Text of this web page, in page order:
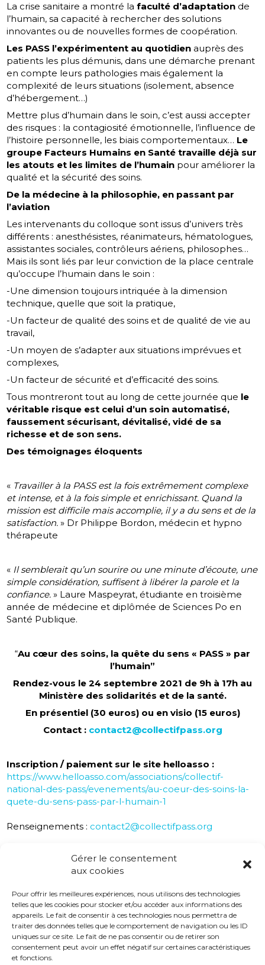
Gérer le consentement
aux cookies
Pour offrir les meilleures expériences, nous utilisons des technologies
telles que les cookies pour stocker et/ou accéder aux informations des
appareils. Le fait de consentir à ces technologies nous permettra de
traiter des données telles que le comportement de navigation ou les ID
uniques sur ce site. Le fait de ne pas consentir ou de retirer son
consentement peut avoir un effet négatif sur certaines caractéristiques
et fonctions.
La crise sanitaire a montré lafaculté d’adaptation de
l’humain, sa capacité à rechercher des solutions
innovantes ou de nouvelles formes de coopération.
Les PASS l’expérimentent au quotidien auprès des
patients les plus démunis, dans une démarche prenant
en compte leurs pathologies mais également la
complexité de leurs situations (isolement, absence
d’hébergement…)
Mettre plus d’humain dans le soin, c’est aussi accepter
des risques : la contagiosité émotionnelle, l’influence de
l’histoire personnelle, les biais comportementaux… Le
groupe Facteurs Humains en Santé travaille déjà sur
les atouts et les limites de l’humain pour améliorer la
qualité et la sécurité des soins.
De la médecine à la philosophie, en passant par
l’aviation
Les intervenants du colloque sont issus d’univers très
différents : anesthésistes, réanimateurs, hématologues,
assistantes sociales, contrôleurs aériens, philosophes…
Mais ils sont liés par leur conviction de la place centrale
qu’occupe l’humain dans le soin :
-Une dimension toujours intriquée à la dimension
technique, quelle que soit la pratique,
-Un facteur de qualité des soins et de qualité de vie au
travail,
-Un moyen de s’adapter aux situations imprévues et
complexes,
-Un facteur de sécurité et d’efficacité des soins.
Tous montreront tout au long de cette journée que le
véritable risque est celui d’un soin automatisé,
faussement sécurisant, dévitalisé, vidé de sa
richesse et de son sens.
Des témoignages éloquents
« Travailler à la PASS est la fois extrêmement complexe
et intense, et à la fois simple et enrichissant. Quand la
mission est difficile mais accomplie, il y a du sens et de la
satisfaction.» Dr Philippe Bordon, médecin et hypno
thérapeute
« Il semblerait qu’un sourire ou une minute d’écoute, une
simple considération, suffisent à libérer la parole et la
confiance. » Laure Maspeyrat, étudiante en troisième
année de médecine et diplômée de Sciences Po en
Santé Publique.
“Au cœur des soins, la quête du sens « PASS » par
l’humain”
Rendez-vous le 24 septembre 2021 de 9h à 17h au
Ministère des solidarités et de la santé.
En présentiel (30 euros) ou en visio (15 euros)
Contact : contact2@collectifpass.org
Inscription / paiement sur le site helloasso :
https://www.helloasso.com/associations/collectif-
national-des-pass/evenements/au-coeur-des-soins-la-
quete-du-sens-pass-par-l-humain-1
Renseignements : contact2@collectifpass.org
Programme à télécharger ci-dessous
A télécharger :
Programme colloque « Au cœur des soins, la quête
du sens « PASS » par l’humain” 24 septembre 2021
Communiqué de Presse – PASS – FHS – 24
septembre 2021